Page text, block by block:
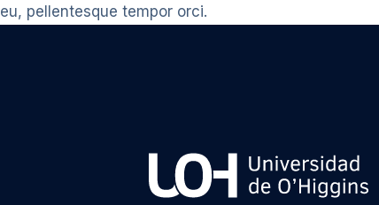
eu, pellentesque tempor orci.